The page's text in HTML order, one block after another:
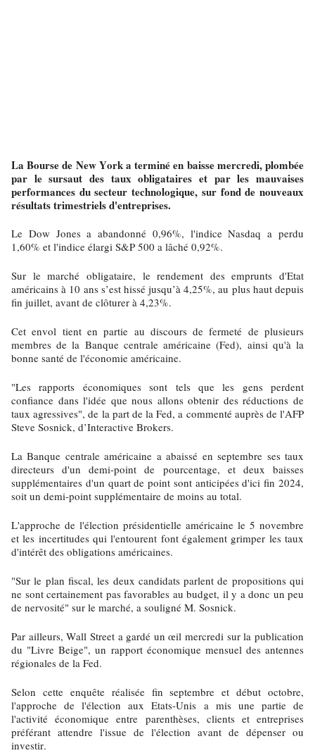
La Bourse de New York a terminé en baisse mercredi, plombée
par le sursaut des taux obligataires et par les mauvaises
performances du secteur technologique, sur fond de nouveaux
résultats trimestriels d'entreprises.
Le Dow Jones a abandonné 0,96%, l'indice Nasdaq a perdu
1,60% et l'indice élargi S&P 500 a lâché 0,92%.
Sur le marché obligataire, le rendement des emprunts d'Etat
américains à 10 ans s’est hissé jusqu’à 4,25%, au plus haut depuis
fin juillet, avant de clôturer à 4,23%.
Cet envol tient en partie au discours de fermeté de plusieurs
membres de la Banque centrale américaine (Fed), ainsi qu'à la
bonne santé de l'économie américaine.
"Les rapports économiques sont tels que les gens perdent
confiance dans l'idée que nous allons obtenir des réductions de
taux agressives", de la part de la Fed, a commenté auprès de l'AFP
Steve Sosnick, d’Interactive Brokers.
La Banque centrale américaine a abaissé en septembre ses taux
directeurs d'un demi-point de pourcentage, et deux baisses
supplémentaires d'un quart de point sont anticipées d'ici fin 2024,
soit un demi-point supplémentaire de moins au total.
L'approche de l'élection présidentielle américaine le 5 novembre
et les incertitudes qui l'entourent font également grimper les taux
d'intérêt des obligations américaines.
"Sur le plan fiscal, les deux candidats parlent de propositions qui
ne sont certainement pas favorables au budget, il y a donc un peu
de nervosité" sur le marché, a souligné M. Sosnick.
Par ailleurs, Wall Street a gardé un œil mercredi sur la publication
du "Livre Beige", un rapport économique mensuel des antennes
régionales de la Fed.
Selon cette enquête réalisée fin septembre et début octobre,
l'approche de l'élection aux Etats-Unis a mis une partie de
l'activité économique entre parenthèses, clients et entreprises
préférant attendre l'issue de l'élection avant de dépenser ou
investir.